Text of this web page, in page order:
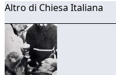
Altro di Chiesa Italiana